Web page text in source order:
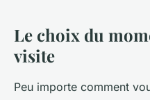
Le choix du
visite
Peu importe comment